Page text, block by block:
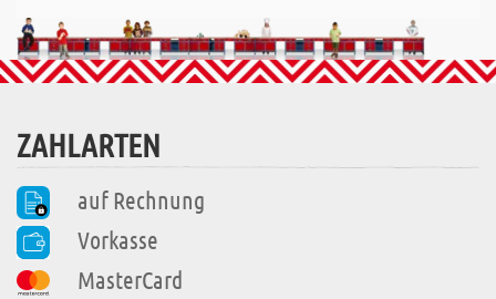
ZAHLARTEN
auf Rechnung
Vorkasse
MasterCard